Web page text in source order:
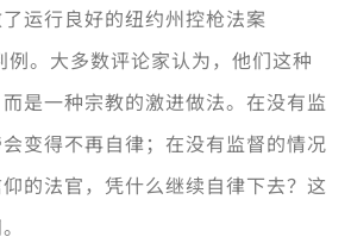
运行良好的纽约州控枪法案
。大多数评论家认为，他们这种
是一种宗教的激进做法。在没有监
变得不再自律；在没有监督的情况
的法官，凭什么继续自律下去？这